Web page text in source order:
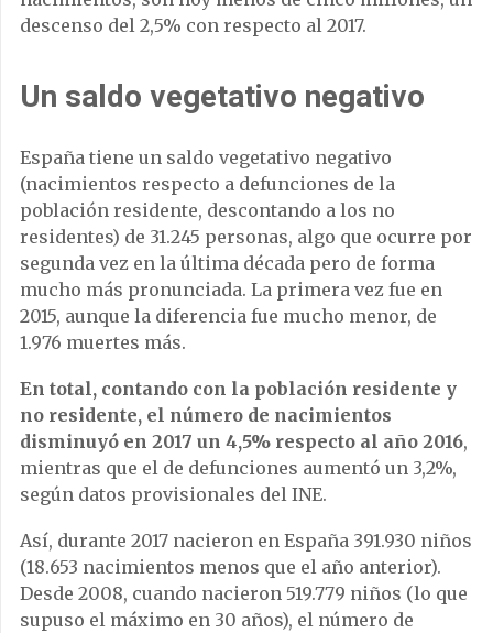
descenso del 2,5% con respecto al 2017.
Un saldo vegetativo negativo
España tiene un saldo vegetativo negativo
(nacimientos respecto a defunciones de la
población residente, descontando a los no
residentes) de 31.245 personas, algo que ocurre por
segunda vez en la última década pero de forma
mucho más pronunciada. La primera vez fue en
2015, aunque la diferencia fue mucho menor, de
1.976 muertes más.
En total, contando con la población residente y
no residente, el número de nacimientos
disminuyó en 2017 un 4,5% respecto al año 2016,
mientras que el de defunciones aumentó un 3,2%,
según datos provisionales del INE.
Así, durante 2017 nacieron en España 391.930 niños
(18.653 nacimientos menos que el año anterior).
Desde 2008, cuando nacieron 519.779 niños (lo que
supuso el máximo en 30 años), el número de